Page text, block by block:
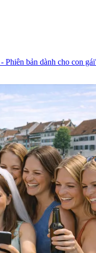
Phiên bản dành cho con